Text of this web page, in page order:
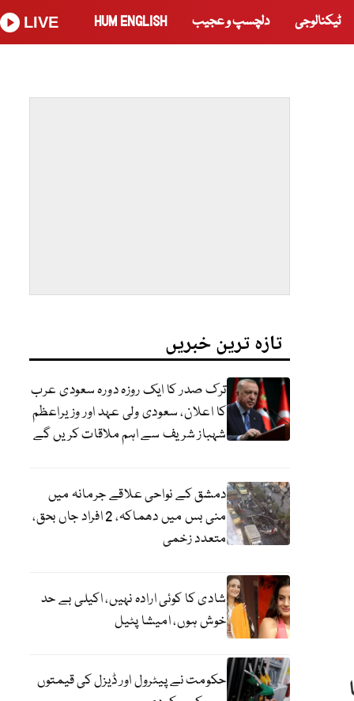
ٹیکنالوجی دلچسپ و عجیب HUM ENGLISH
LIVE
تازہ ترین خبریں
ترک صدر کا ایک روزہ دورہ سعودی عرب
کا اعلان، سعودی ولی عہد اور وزیراعظم
شہباز شریف سے اہم ملاقات کریں گے
دمشق کے نواحی علاقے جرمانہ میں
منی بس میں دھماکہ، 2 افراد جاں بحق،
متعدد زخمی
شادی کا کوئی ارادہ نہیں، اکیلی بے حد
خوش ہوں، امیشا پٹیل
حکومت نے پیٹرول اور ڈیزل کی قیمتوں